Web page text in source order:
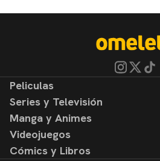
Peliculas
Noticias
Reseñas
Series y Televisión
Noticias
Reseñas
Manga y Animes
Noticias
Reseñas
Videojuegos
Noticias
Cómics y Libros